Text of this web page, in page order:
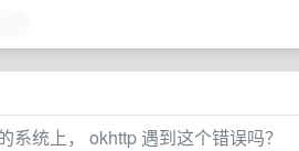
统上， okhttp 遇到这个错误吗？